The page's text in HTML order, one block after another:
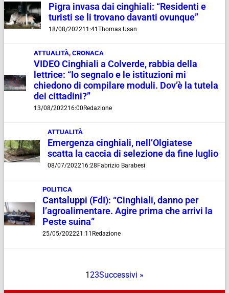
Pigra invasa dai cinghiali: “Residenti e
turisti se li trovano davanti ovunque”
18/08/202211:41Thomas Usan
ATTUALITÀ, CRONACA
VIDEO Cinghiali a Colverde, rabbia della
lettrice: “Io segnalo e le istituzioni mi
chiedono di compilare moduli. Dov’è la tutela
dei cittadini?”
13/08/202216:00Redazione
ATTUALITÀ
Emergenza cinghiali, nell’Olgiatese
scatta la caccia di selezione da fine luglio
08/07/202216:28Fabrizio Barabesi
POLITICA
Cantaluppi (FdI): “Cinghiali, danno per
l’agroalimentare. Agire prima che arrivi la
Peste suina”
25/05/202221:11 Redazione
123Successivi »